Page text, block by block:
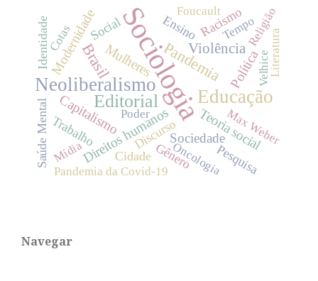
SociologiaEducação
Neoliberalismo
Editorial
Brasil Pandemia
Violência
Teoria social
Política
Modernidade
Sociedade
Direitos humanos
Capitalismo
Mulheres
Ensino
Identidade Racismo
Discurso
Saúde MentalTrabalho
Gênero
Cidade Pesquisa
Social Religião
Pandemia da Covid-19
Tempo
Velhice
Max Weber
Literatura
Oncologia
Cotas
Mídia
Foucault
Poder
Navegar